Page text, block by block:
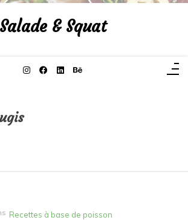
Salade & Squat
Recettes à base de poisson